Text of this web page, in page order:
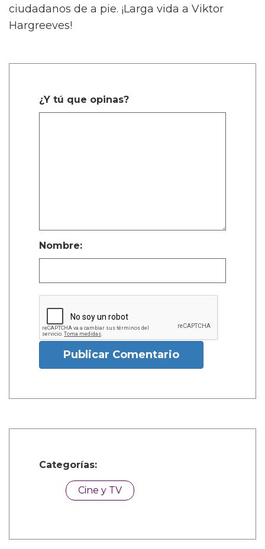
ciudadanos de a pie. ¡Larga vida a Viktor
Hargreeves!
¿Y tú que opinas?
Nombre:
Publicar Comentario
Categorías:
Cine y TV